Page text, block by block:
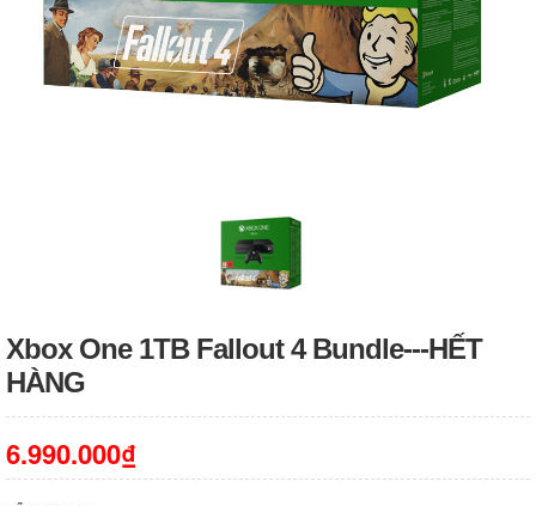
Xbox One 1TB Fallout 4 Bundle---HẾT
HÀNG
6.990.000₫